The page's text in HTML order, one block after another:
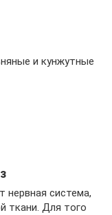
и кунжутные
нервная система,
ткани. Для того